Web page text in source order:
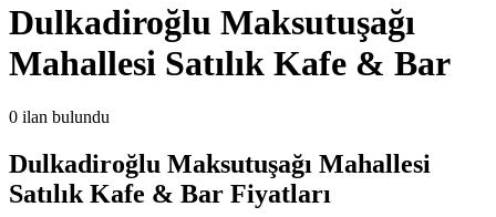
Dulkadiroğlu Maksutuşağı
Mahallesi Satılık Kafe & Bar
0 ilan bulundu
Dulkadiroğlu Maksutuşağı Mahallesi
Satılık Kafe & Bar Fiyatları